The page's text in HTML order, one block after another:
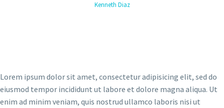
Kenneth Diaz
Lorem ipsum dolor sit amet, consectetur adipisicing elit, sed do
eiusmod tempor incididunt ut labore et dolore magna aliqua. Ut
enim ad minim veniam, quis nostrud ullamco laboris nisi ut